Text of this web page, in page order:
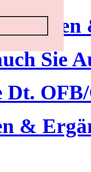
Sie
Dt.
&